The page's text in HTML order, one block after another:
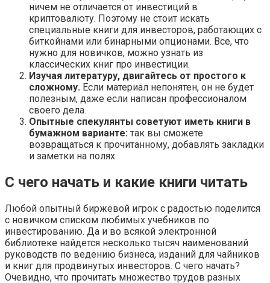
ничем не отличается от инвестиций в
криптовалюту. Поэтому не стоит искать
специальные книги для инвесторов, работающих с
биткойнами или бинарными опционами. Все, что
нужно для новичков, можно узнать из
классических книг про инвестиции.
Изучая литературу, двигайтесь от простого к
сложному. Если материал непонятен, он не будет
полезным, даже если написан профессионалом
своего дела.
Опытные спекулянты советуют иметь книги в
бумажном варианте: так вы сможете
возвращаться к прочитанному, добавлять закладки
и заметки на полях.
С чего начать и какие книги читать
Любой опытный биржевой игрок с радостью поделится
с новичком списком любимых учебников по
инвестированию. Да и во всякой электронной
библиотеке найдется несколько тысяч наименований
руководств по ведению бизнеса, изданий для чайников
и книг для продвинутых инвесторов. С чего начать?
Очевидно, что прочитать множество трудов разных